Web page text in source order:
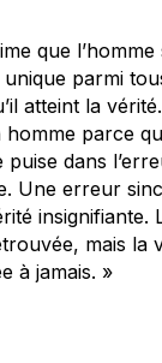
que
unique parmi
atteint la
parce
dans
Une erreur
insignifiante.
mais la
à jamais. »